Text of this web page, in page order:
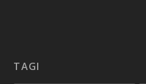
TAGI